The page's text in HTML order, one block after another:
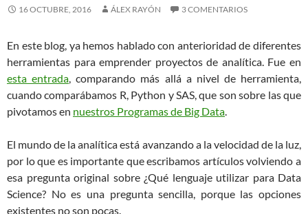
16 OCTUBRE, 2016 ÁLEX RAYÓN 3 COMENTARIOS
En este blog, ya hemos hablado con anterioridad de diferentes
herramientas para emprender proyectos de analítica. Fue en
esta entrada, comparando más allá a nivel de herramienta,
cuando comparábamos R, Python y SAS, que son sobre las que
pivotamos en nuestros Programas de Big Data.
El mundo de la analítica está avanzando a la velocidad de la luz,
por lo que es importante que escribamos artículos volviendo a
esa pregunta original sobre ¿Qué lenguaje utilizar para Data
Science? No es una pregunta sencilla, porque las opciones
existentes no son pocas.